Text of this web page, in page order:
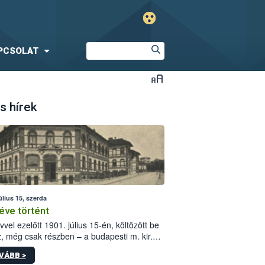
hírek
15, szerda
történt
ezelőtt 1901. július 15-én, költözött be
még csak részben – a budapesti m. kir.
állomás a Kis Rókus utca
alatti, Czigler Győző által tervezett új
>